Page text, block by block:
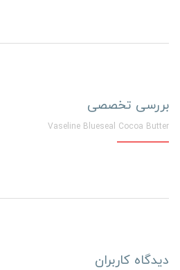
بررسی تخصصی
Vaseline Blueseal Cocoa Butter
دیدگاه کاربران